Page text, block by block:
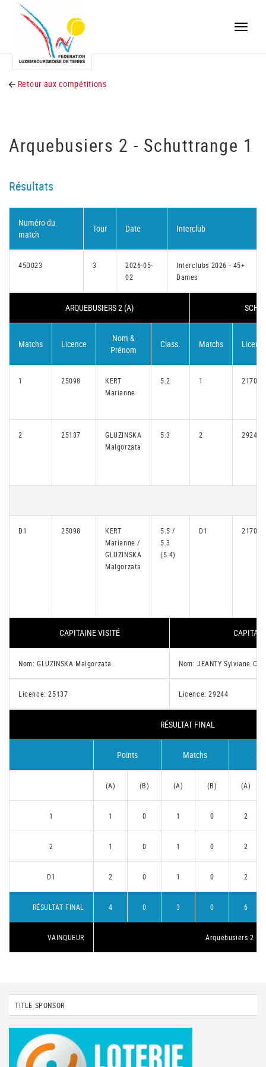
Toggle
Retour aux compétitions
Arquebusiers 2 - Schuttrange 1
Résultats
Numéro du
match
Tour Date Interclub
45D023 3
2026-05-
02
Interclubs 2026 - 45+
Dames
ARQUEBUSIERS 2 (A)
Matchs Licence
Nom &
Prénom
Class. Matchs
1 25098
KERT
Marianne
5.2 1 21706
2 25137
GLUZINSKA
Malgorzata
5.3 2 29244
D1 25098
KERT
Marianne /
GLUZINSKA
Malgorzata
5.5 /
5.3
(5.4)
D1 21706
CAPITAINE VISITÉ
Nom: GLUZINSKA Malgorzata Nom: JEANTY Sylviane
Licence: 25137 Licence: 29244
RÉSULTAT FINAL
Points Matchs
(A) (B) (A) (B) (A)
1 1 0 1 0 2
2 1 0 1 0 2
D1 2 0 1 0 2
RÉSULTAT FINAL 4 0 3 0 6
VAINQUEUR Arquebusiers 2
TITLE SPONSOR